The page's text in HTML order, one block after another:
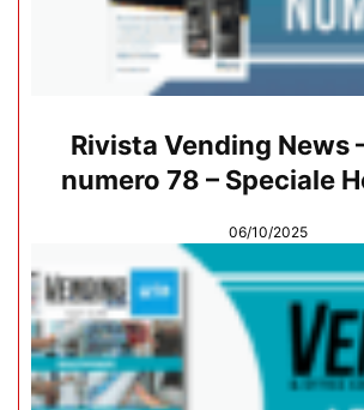
Rivista Vending News
numero 78 – Speciale
06/10/2025